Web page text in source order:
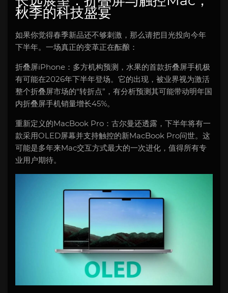
秋季的科技盛宴
如果你觉得春季新品还不够刺激，那么请把目光投向今年
下半年。一场真正的变革正在酝酿：
折叠屏iPhone：多方机构预测，水果的首款折叠屏手机极
有可能在2026年下半年登场。它的出现，被业界视为激活
整个折叠屏市场的“转折点”，有分析预测其可能带动明年国
内折叠屏手机销量增长45%。
重新定义的MacBook Pro：古尔曼还透露，下半年将有一
款采用OLED屏幕并支持触控的新MacBook Pro问世。这
可能是多年来Mac交互方式最大的一次进化，值得所有专
业用户期待。